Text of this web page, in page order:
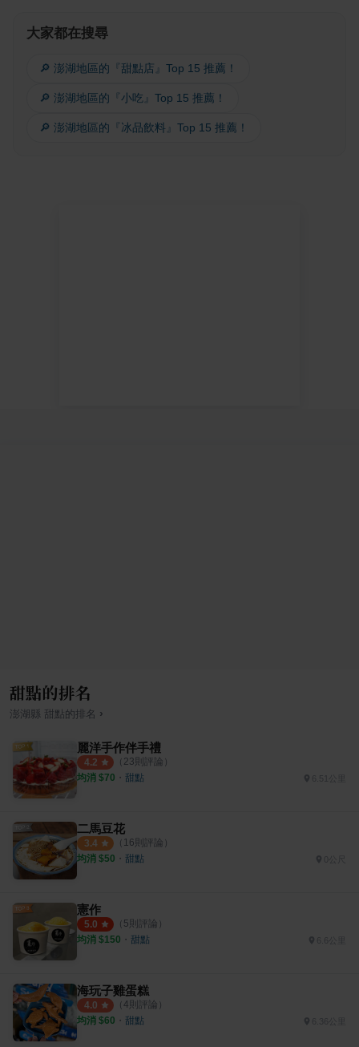
大家都在搜尋
🔎 澎湖地區的『甜點店』Top 15 推薦！
🔎 澎湖地區的『小吃』Top 15 推薦！
🔎 澎湖地區的『冰品飲料』Top 15 推薦！
甜點的排名
澎湖縣 甜點的排名 ›
麗洋手作伴手禮
4.2 （ 23則評論）
均消 $70 ・ 甜點 6.51公里
二馬豆花
3.4 （ 16則評論）
均消 $50 ・ 甜點
憲作
5.0 （ 5則評論）
均消 $150 ・ 甜點
海玩子雞蛋糕
4.0 （ 4則評論）
均消 $60 ・ 甜點